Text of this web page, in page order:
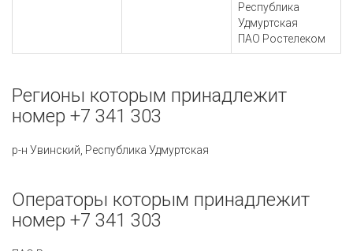
Республика
Удмуртская
ПАО Ростелеком
Регионы которым принадлежит
номер +7 341 303
р-н Увинский, Республика Удмуртская
Операторы которым принадлежит
номер +7 341 303